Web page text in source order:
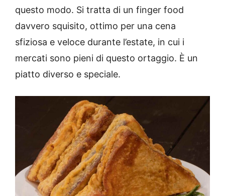
questo modo. Si tratta di un finger food
davvero squisito, ottimo per una cena
sfiziosa e veloce durante l’estate, in cui i
mercati sono pieni di questo ortaggio. È un
piatto diverso e speciale.